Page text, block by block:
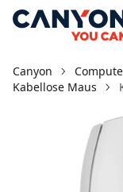
Canyon
Kabellose Maus